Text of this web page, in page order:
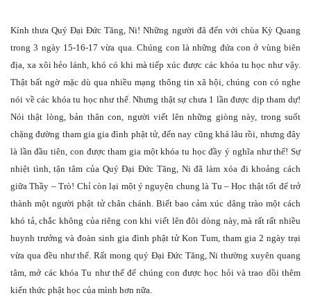
Kính thưa Quý Đại Đức Tăng, Ni! Những người đã đến với chùa Kỳ Quang
trong 3 ngày 15-16-17 vừa qua. Chúng con là những đứa con ở vùng biên
địa, xa xôi hẻo lánh, khó có khi mà tiếp xúc được các khóa tu học như vậy.
Thật bất ngờ mặc dù qua nhiều mạng thông tin xã hội, chúng con có nghe
nói về các khóa tu học như thế. Nhưng thật sự chưa 1 lần được dịp tham dự!
Nói thật lòng, bản thân con, người viết lên những giòng này, trong suốt
chặng đường tham gia gia đình phật tử, đến nay cũng khá lâu rồi, nhưng đây
là lần đầu tiên, con được tham gia một khóa tu học đầy ý nghĩa như thế! Sự
nhiệt tình, tận tâm của Quý Đại Đức Tăng, Ni đã làm xóa đi khoảng cách
giữa Thầy – Trò! Chỉ còn lại một ý nguyện chung là Tu – Học thật tốt để trở
thành một người phật tử chân chánh. Biết bao cảm xúc dâng trào một cách
khó tả, chắc không của riêng con khi viết lên đôi dòng này, mà rất rất nhiều
huynh trưởng và đoàn sinh gia đình phật tử Kon Tum, tham gia 2 ngày trại
vừa qua đều như thế. Rất mong quý Đại Đức Tăng, Ni thường xuyên quang
tâm, mở các khóa Tu như thế để chúng con được học hỏi và trao dồi thêm
kiến thức phật học của mình hơn nữa.